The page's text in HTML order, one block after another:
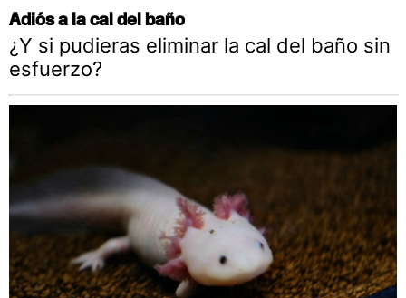
Adiós a la cal del baño
¿Y si pudieras eliminar la cal del baño sin
esfuerzo?